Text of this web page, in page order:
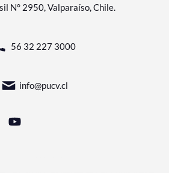
N° 2950, Valparaíso, Chile.
56 32 227 3000
info@pucv.cl